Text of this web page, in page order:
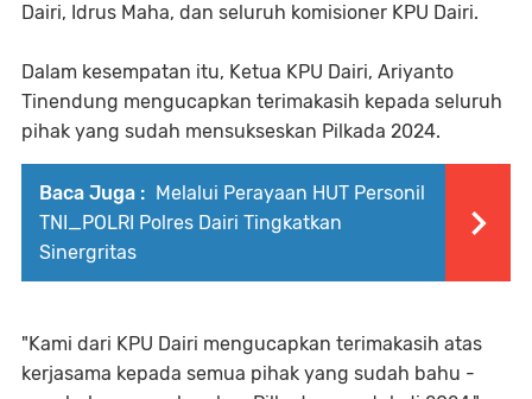
Dairi, Idrus Maha, dan seluruh komisioner KPU Dairi.
Dalam kesempatan itu, Ketua KPU Dairi, Ariyanto
Tinendung mengucapkan terimakasih kepada seluruh
pihak yang sudah mensukseskan Pilkada 2024.
Baca Juga : Melalui Perayaan HUT Personil
TNI_POLRI Polres Dairi Tingkatkan
Sinergritas
"Kami dari KPU Dairi mengucapkan terimakasih atas
kerjasama kepada semua pihak yang sudah bahu -